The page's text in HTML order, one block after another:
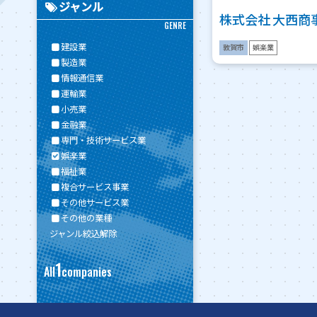
ジャンル
GENRE
建設業
製造業
情報通信業
運輸業
小売業
金融業
専門・技術サービス業
娯楽業
福祉業
複合サービス事業
その他サービス業
その他の業種
ジャンル絞込解除
All1companies
株式会社 大西商
敦賀市 娯楽業